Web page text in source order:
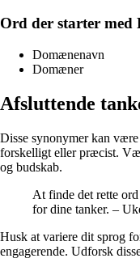
Ord der starter med
Domænenavn
Domæner
Afsluttende
Disse synonymer kan
forskelligt eller præcist.
og budskab.
At finde det rette
for dine tanker. –
Husk at variere dit sprog
engagerende. Udforsk